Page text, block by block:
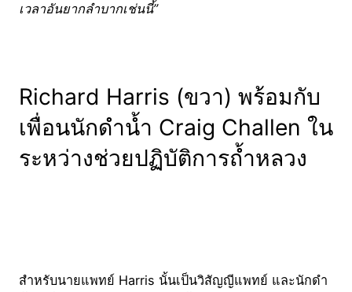
เวลาอันยากลำบากเช่นนี้”
Richard Harris (ขวา) พร้อมกับ
เพื่อนนักดำน้ำ Craig Challen ใน
ระหว่างช่วยปฏิบัติการถ้ำหลวง
สำหรับนายแพทย์ Harris นั้นเป็นวิสัญญีแพทย์ และนักดำ